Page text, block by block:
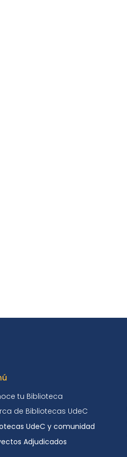
tu Biblioteca
de Bibliotecas UdeC
UdeC y comunidad
Adjudicados